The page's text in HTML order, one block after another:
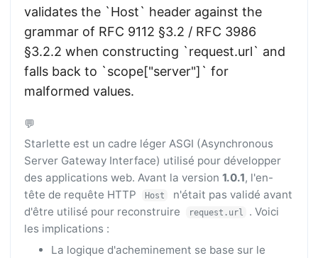
validates the `Host` header against the
grammar of RFC 9112 §3.2 / RFC 3986
§3.2.2 when constructing `request.url` and
falls back to `scope["server"]` for
malformed values.
💬
Starlette est un cadre léger ASGI (Asynchronous
Server Gateway Interface) utilisé pour développer
des applications web. Avant la version1.0.1, l'en-
tête de requête HTTP
Host
n'était pas validé avant
d'être utilisé pour reconstruire
request.url
. Voici
les implications :
La logique d'acheminement se base sur le